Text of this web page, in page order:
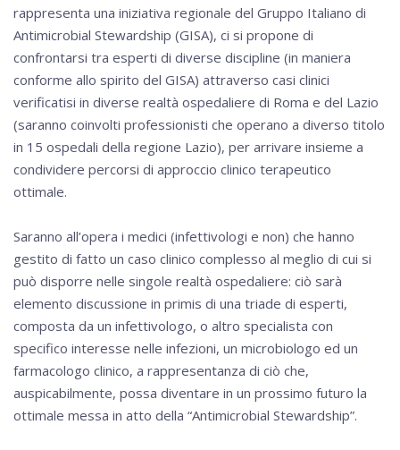
rappresenta una iniziativa regionale del Gruppo Italiano di
Antimicrobial Stewardship (GISA), ci si propone di
confrontarsi tra esperti di diverse discipline (in maniera
conforme allo spirito del GISA) attraverso casi clinici
verificatisi in diverse realtà ospedaliere di Roma e del Lazio
(saranno coinvolti professionisti che operano a diverso titolo
in 15 ospedali della regione Lazio), per arrivare insieme a
condividere percorsi di approccio clinico terapeutico
ottimale.
Saranno all’opera i medici (infettivologi e non) che hanno
gestito di fatto un caso clinico complesso al meglio di cui si
può disporre nelle singole realtà ospedaliere: ciò sarà
elemento discussione in primis di una triade di esperti,
composta da un infettivologo, o altro specialista con
specifico interesse nelle infezioni, un microbiologo ed un
farmacologo clinico, a rappresentanza di ciò che,
auspicabilmente, possa diventare in un prossimo futuro la
ottimale messa in atto della “Antimicrobial Stewardship”.